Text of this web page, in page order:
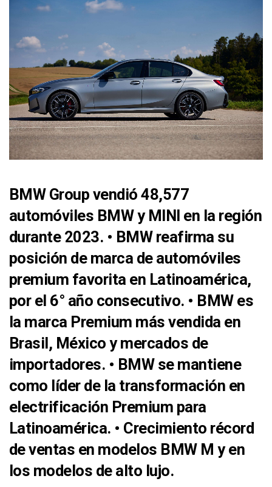
BMW Group vendió 48,577
automóviles BMW y MINI en la región
durante 2023. • BMW reafirma su
posición de marca de automóviles
premium favorita en Latinoamérica,
por el 6° año consecutivo. • BMW es
la marca Premium más vendida en
Brasil, México y mercados de
importadores. • BMW se mantiene
como líder de la transformación en
electrificación Premium para
Latinoamérica. • Crecimiento récord
de ventas en modelos BMW M y en
los modelos de alto lujo.